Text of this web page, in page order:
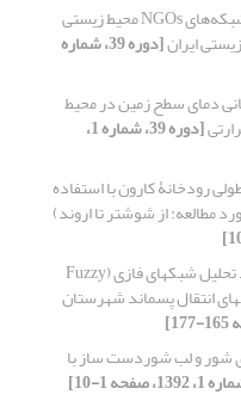
بررسی نقش عملکرد شبکه‌های NGOs محیط زیستی
[دوره 39، شماره
دمای سطح زمین در محیط
[دوره 39، شماره 1،
رودخانۀ کارون با استفاده
مطالعه: از شوشتر تا اروند)
به کارگیری فرایند تحلیل شبکه‎ای فازی (Fuzzy
ANP) در شناسایی مکان بهینۀ ایستگاه‎های انتقال پسماند شهرستان
شور و لب شوردست ساز با